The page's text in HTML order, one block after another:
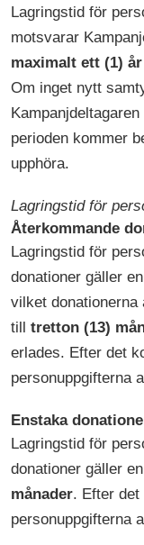
Lagringstid för
motsvarar
maximalt ett (1) år
Om inget nytt
perioden kommer
upphöra.
Lagringstid för
Återkommande
Lagringstid för
donationer gäller
vilket donationerna
till tretton (13)
erlades. Efter det
personuppgifterna
Enstaka
Lagringstid för
donationer gäller
månader. Efter det
personuppgifterna